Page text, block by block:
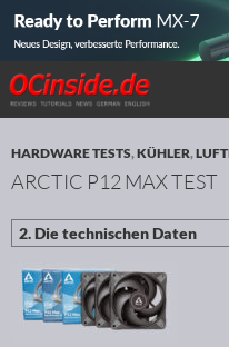
Redaktion ocinside.de
Suchen
ZUM INHALT SPRINGEN
HARDWARE TESTS,KÜHLER,
ARCTIC P12 MAX TEST